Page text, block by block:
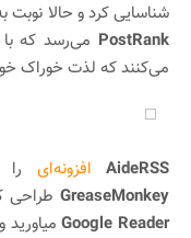
شناسایی کرد و حالا نوبت
PostRank می‌رسد که
می‌کنند که لذت خوراک
AideRSS افزونه‌ای
GreaseMonkeyطراحی
Google Reader